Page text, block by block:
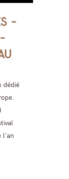
–
dédié
l'an